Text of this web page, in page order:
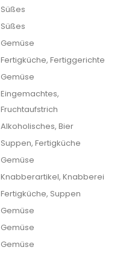
Süßes
Süßes
Gemüse
Fertigküche, Fertiggerichte
Gemüse
Eingemachtes,
Fruchtaufstrich
Alkoholisches, Bier
Suppen, Fertigküche
Gemüse
Knabberartikel, Knabberei
Fertigküche, Suppen
Gemüse
Gemüse
Gemüse